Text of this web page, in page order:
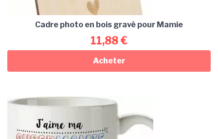
Cadre photo en bois gravé pour Mamie
11,88€
Acheter